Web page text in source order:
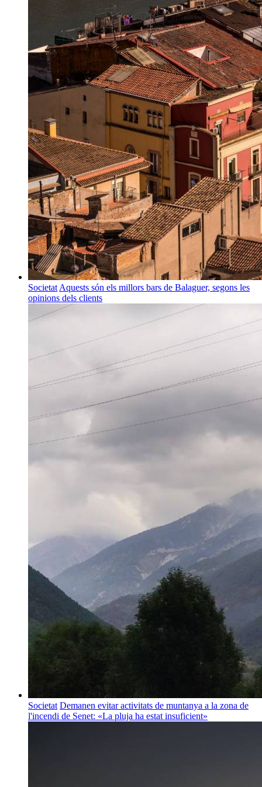
Societat Aquests són els millors bars de Balaguer, segons les
opinions dels clients
Societat Demanen evitar activitats de muntanya a la zona de
l'incendi de Senet: «La pluja ha estat insuficient»